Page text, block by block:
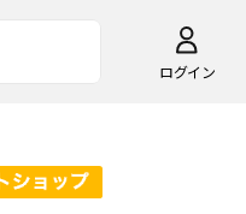
ログイン